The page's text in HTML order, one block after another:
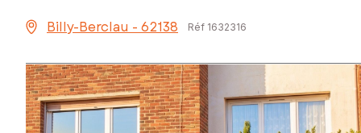
Billy-Berclau - 62138 Réf 1632316